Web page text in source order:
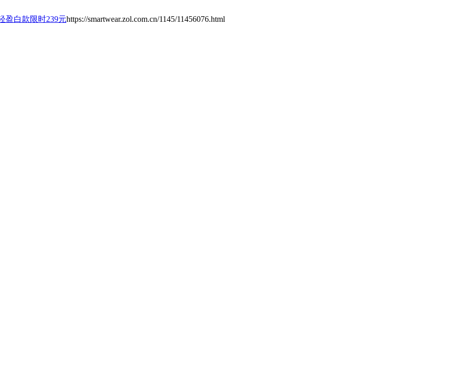
盈白款限时239元https://smartwear.zol.com.cn/1145/11456076.html